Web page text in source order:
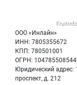
ООО «Инлайн»
ИНН: 7805355672
КПП: 780501001
ОГРН:
Юридический адрес:
проспект, д. 212